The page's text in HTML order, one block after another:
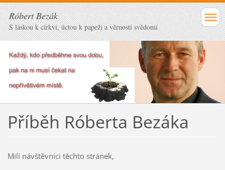
Róbert Bezák
S láskou k církvi, úctou k papeži a věrností svědomí
Příběh Róberta Bezáka
Milí návštěvníci těchto stránek,